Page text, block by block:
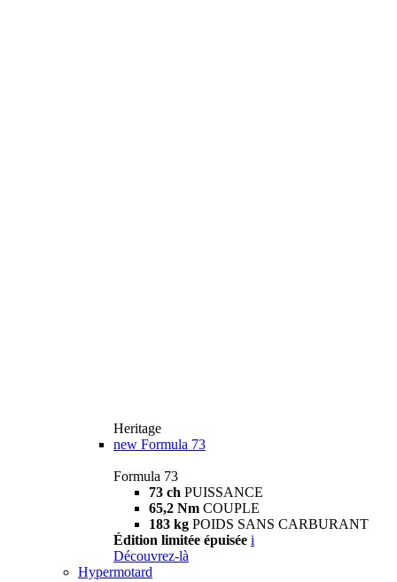
Heritage
new Formula 73
Formula 73
73 ch PUISSANCE
65,2 Nm COUPLE
183 kg POIDS SANS CARBURANT
Édition limitée épuisée i
Découvrez-là
Hypermotard